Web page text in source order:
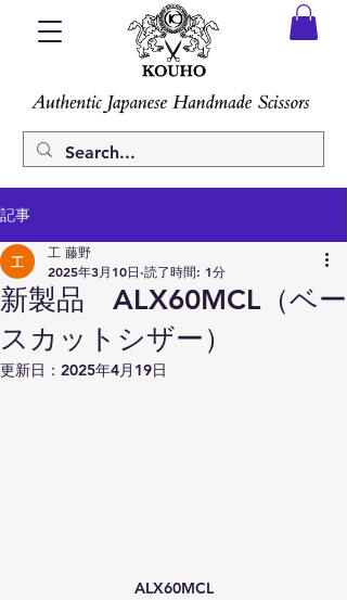
記事
新製品 ALX60MCL（ベー
スカットシザー）
工 藤野
2025年3月10日 読了時間: 1分
更新日： 2025年4月19日
ALX60MCL